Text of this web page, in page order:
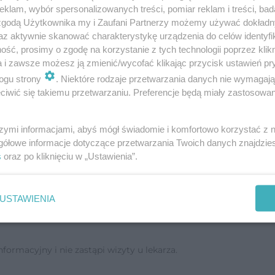
jogurtu, na drugie śniadanie sałatka z
z pieczywem pełnoziarnistym, na
na parze. Do picia dużo niegazowanej
słodycze, tłuste kiełbasy i pieczywo razowe
na nadwrażliwość jelita, dlatego powinnaś
zastosować
i nie zastąpi wizyty u lekarza.
wybór spersonalizowanych treści, pomiar reklam i treści,
Użytkownika my i Zaufani Partnerzy możemy używać
aktywnie skanować charakterystykę urządzenia do celów
prosimy o zgodę na korzystanie z tych technologii poprzez
i zawsze możesz ją zmienić/wycofać klikając przycisk ustawień
strony
. Niektóre rodzaje przetwarzania danych nie
się takiemu przetwarzaniu. Preferencje będą miały
informacjami, abyś mógł świadomie i komfortowo korzystać z
informacje dotyczące przetwarzania Twoich danych
oraz po kliknięciu w „Ustawienia”.
USTAWIENIA